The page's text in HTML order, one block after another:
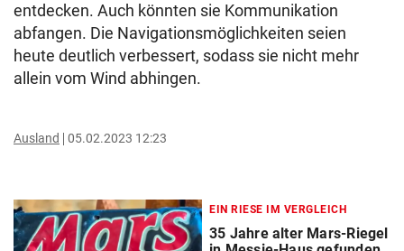
entdecken. Auch könnten sie Kommunikation
abfangen. Die Navigationsmöglichkeiten seien
heute deutlich verbessert, sodass sie nicht mehr
allein vom Wind abhingen.
Ausland 05.02.2023 12:23
EIN RIESE IM VERGLEICH
35 Jahre alter Mars-Riegel